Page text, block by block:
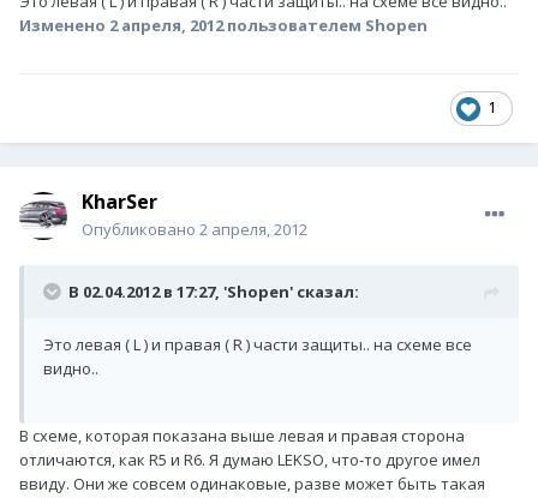
Изменено 2 апреля, 2012пользователем Shopen
1
KharSer
Опубликовано 2 апреля, 2012
В 02.04.2012 в 17:27, 'Shopen' сказал:
Это левая ( L ) и правая ( R ) части защиты.. на схеме все
видно..
В схеме, которая показана выше левая и правая сторона
отличаются, как R5 и R6. Я думаю LEKSO, что-то другое имел
ввиду. Они же совсем одинаковые, разве может быть такая